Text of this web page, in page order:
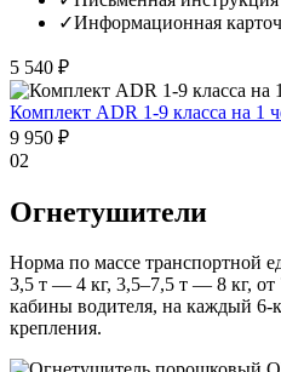
✓Информационная
5 540 ₽
Комплект ADR 1-9 класса на 1
9 950 ₽
02
Огнетушители
Норма по массе
3,5 т — 4 кг, 3,5–7,5 т — 8 кг,
кабины водителя, на каждый 6-
крепления.